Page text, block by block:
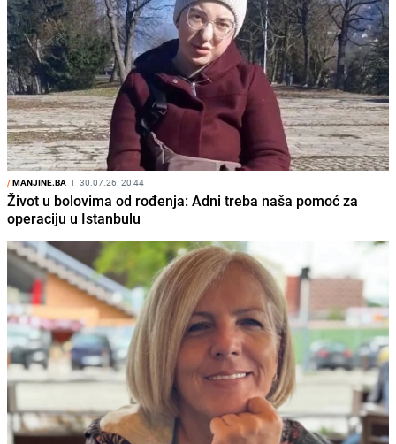
/MANJINE.BA I 30.07.26. 20:44
Život u bolovima od rođenja: Adni treba naša pomoć za
operaciju u Istanbulu